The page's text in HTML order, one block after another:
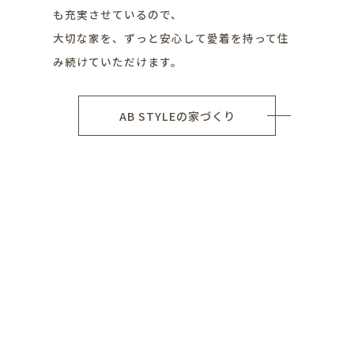
も充実させているので、
大切な家を、ずっと安心して愛着を持って住
み続けていただけます。
AB STYLEの家づくり